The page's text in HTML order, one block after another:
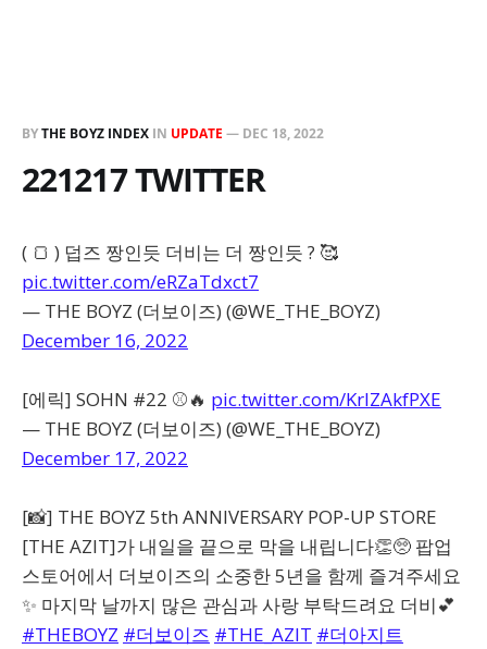
BYTHE BOYZ INDEX IN UPDATE — DEC 18, 2022
221217 TWITTER
( 🍞 ) 덥즈 짱인듯 더비는 더 짱인듯 ? 🥰
pic.twitter.com/eRZaTdxct7
— THE BOYZ (더보이즈) (@WE_THE_BOYZ)
December 16, 2022
[에릭] SOHN #22 ⚾️🔥 pic.twitter.com/KrlZAkfPXE
— THE BOYZ (더보이즈) (@WE_THE_BOYZ)
December 17, 2022
[📸] THE BOYZ 5th ANNIVERSARY POP-UP STORE
[THE AZIT]가 내일을 끝으로 막을 내립니다👏🥺 팝업
스토어에서 더보이즈의 소중한 5년을 함께 즐겨주세요
✨ 마지막 날까지 많은 관심과 사랑 부탁드려요 더비💕
#THEBOYZ #더보이즈 #THE_AZIT #더아지트